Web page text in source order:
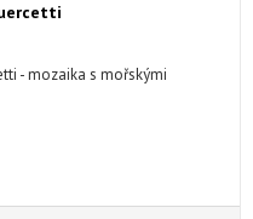
- mozaika s mořskými